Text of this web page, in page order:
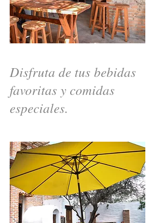
Disfruta de tus bebidas
favoritas y comidas
especiales.